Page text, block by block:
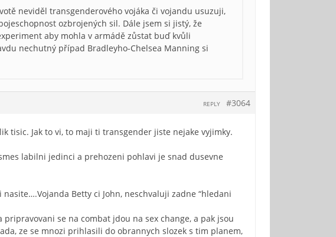
neviděl transgenderového vojáka či vojandu usuzuji,
ozbrojených sil. Dále jsem si jistý, že
aby mohla v armádě zůstat buď kvůli
nechutný případ Bradleyho-Chelsea Manning si
#3064
REPLY
tisic. Jak to vi, to maji ti transgender jiste nejake vyjimky.
labilni jedinci a prehozeni pohlavi je snad dusevne
Betty ci John, neschvaluji zadne “hledani
se na combat jdou na sex change, a pak jsou
ze se mnozi prihlasili do obrannych slozek s tim planem,